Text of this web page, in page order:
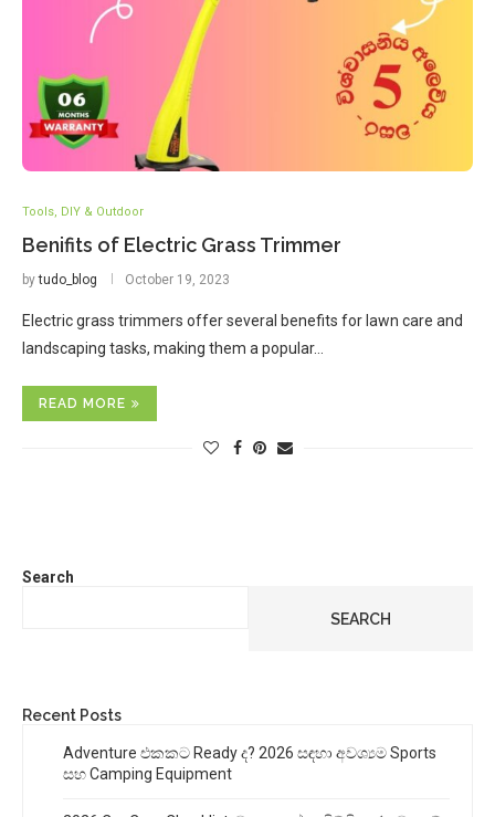
Tools, DIY & Outdoor
Benifits of Electric Grass Trimmer
bytudo_blog October 19, 2023
Electric grass trimmers offer several benefits for lawn care and
landscaping tasks, making them a popular…
READ MORE
Search
SEARCH
Recent Posts
Adventure එකකට Ready ද? 2026 සඳහා අවශ්‍යම Sports
සහ Camping Equipment